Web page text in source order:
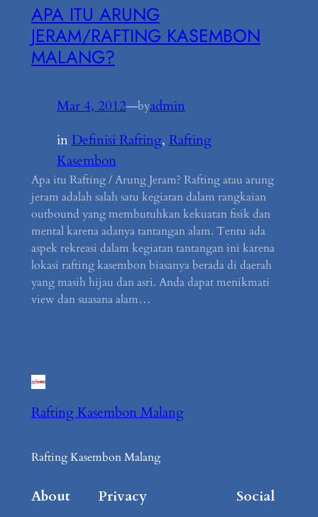
APA ITU ARUNG
JERAM/RAFTING KASEMBON
MALANG?
Mar 4, 2012—byadmin
in Definisi Rafting, Rafting
Kasembon
Apa itu Rafting / Arung Jeram? Rafting atau arung
jeram adalah salah satu kegiatan dalam rangkaian
outbound yang membutuhkan kekuatan fisik dan
mental karena adanya tantangan alam. Tentu ada
aspek rekreasi dalam kegiatan tantangan ini karena
lokasi rafting kasembon biasanya berada di daerah
yang masih hijau dan asri. Anda dapat menikmati
view dan suasana alam…
Rafting Kasembon Malang
Rafting Kasembon Malang
About Privacy Social